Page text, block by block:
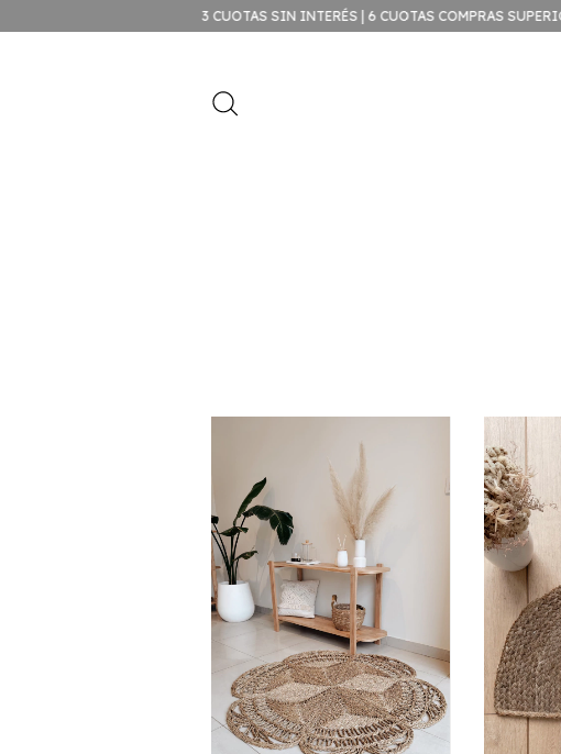
3 CUOTAS SIN INTERÉS | 6 CUOTAS COMPRAS SUPERIORES A $99.999